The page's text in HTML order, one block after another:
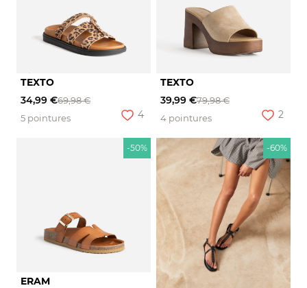
TEXTO
34,99 €69,98 €
5 pointures
4
TEXTO
39,99 €79,98 €
4 pointures
2
-50%
ERAM
-60%